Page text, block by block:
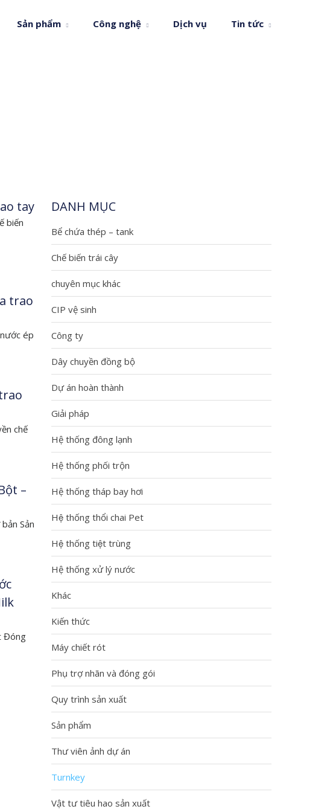
Sản phẩm Công nghệ Dịch vụ Tin tức
tay
biến
trao
ép
chế
–
Sản
Đóng
DANH MỤC
Bể chứa thép – tank
Chế biến trái cây
chuyên mục khác
CIP vệ sinh
Công ty
Dây chuyền đồng bộ
Dự án hoàn thành
Giải pháp
Hệ thống đông lạnh
Hệ thống phối trộn
Hệ thống tháp bay hơi
Hệ thống thổi chai Pet
Hệ thống tiệt trùng
Hệ thống xử lý nước
Khác
Kiến thức
Máy chiết rót
Phụ trợ nhãn và đóng gói
Quy trình sản xuất
Sản phẩm
Thư viên ảnh dự án
Turnkey
Vật tư tiêu hao sản xuất